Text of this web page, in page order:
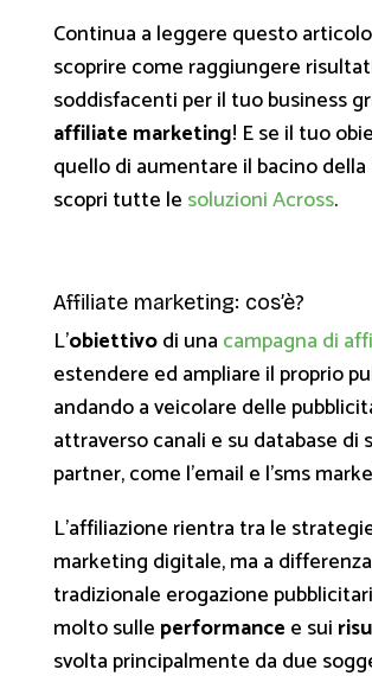
Continua a leggere questo
scoprire come raggiungere
soddisfacenti per il tuo business
affiliate marketing! E se il tuo
quello di aumentare il bacino
scopri tutte le soluzioni Across.
Affiliate marketing: cos’è?
L’obiettivodi una campagna di
estendere ed ampliare il proprio
andando a veicolare delle
attraverso canali e su database di
partner, come l’email e l’sms
L’affiliazione rientra tra le
marketing digitale, ma a
tradizionale erogazione
molto sulle performance e sui
svolta principalmente da due